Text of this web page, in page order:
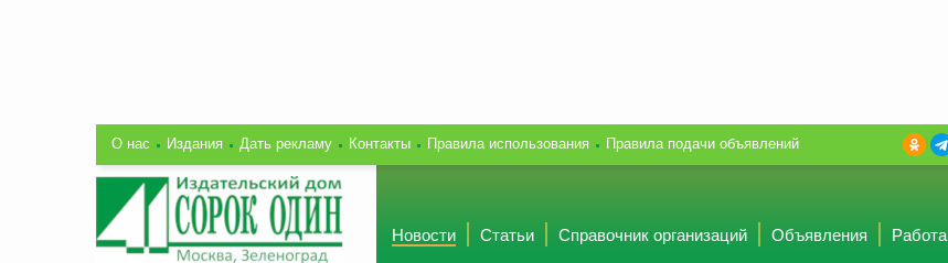
О нас Издания Дать рекламу Контакты Правила использования Правила подачи объявлений
Новости Статьи Справочник организаций Объявления Работа